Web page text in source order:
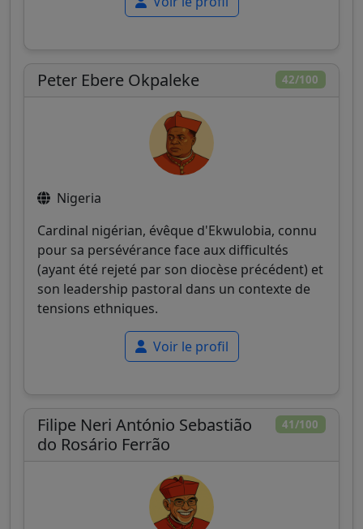
42/100
Peter Ebere Okpaleke
Nigeria
Cardinal nigérian, évêque d'Ekwulobia, connu
pour sa persévérance face aux difficultés
(ayant été rejeté par son diocèse précédent) et
son leadership pastoral dans un contexte de
tensions ethniques.
Voir le profil
41/100
Filipe Neri António Sebastião
do Rosário Ferrão